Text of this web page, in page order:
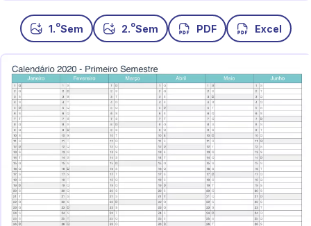
1.oSem 2.oSem PDF Excel